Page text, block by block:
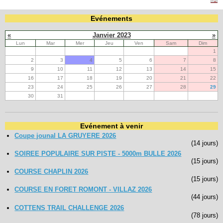
Evénements
« Janvier 2023 »
Lun Mar Mer Jeu Ven Sam
Dim
1
2
3 4 5 6 7
8
9
10 11 12 13 14
15
16
17 18 19 20 21
22
23
24 25 26 27 28
29
30
31
Evénement à venir
Coupe jounal LA GRUYERE 2026
(14 jours)
SOIREE POPULAIRE SUR PISTE - 5000m BULLE 2026
(15 jours)
COURSE CHAPLIN 2026
(15 jours)
COURSE EN FORET ROMONT - VILLAZ 2026
(44 jours)
COTTENS TRAIL CHALLENGE 2026
(78 jours)